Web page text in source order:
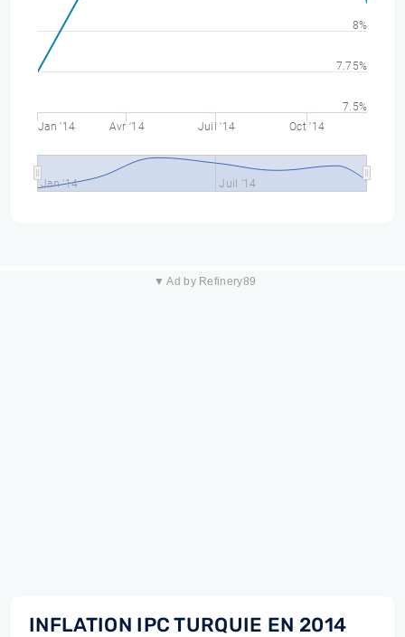
Jan '14 Avr '14 Juil '14 Oct '14
Jan '14 Juil '14
7.5%
7.75%
8%
▼ Ad by Refinery89
INFLATION IPC TURQUIE EN 2014